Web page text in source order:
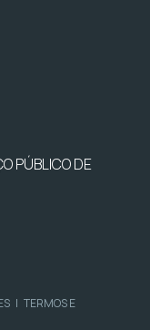
PÚBLICO DE
| TERMOS E